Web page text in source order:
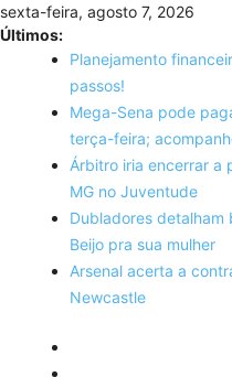
Skip
to
content
sexta-feira, agosto 7, 2026
Últimos:
Planejamento
passos!
Mega-Sena pode
terça-feira;
Árbitro iria encerrar a
MG no Juventude
Dubladores
Beijo pra sua mulher
Arsenal acerta a
Newcastle